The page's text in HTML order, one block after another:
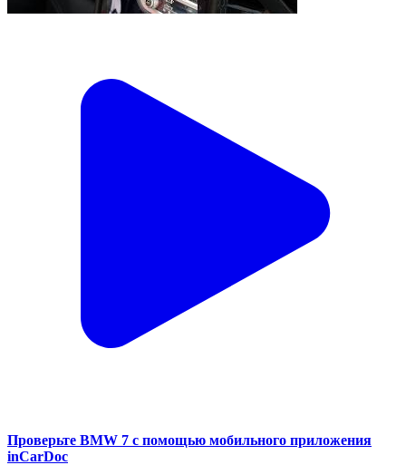
Проверьте BMW 7 с помощью мобильного приложения
inCarDoc